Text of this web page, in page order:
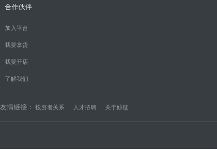
合作伙伴
加入平台
我要拿货
我要开店
了解我们
友情链接： 投资者关系 人才招聘 关于鲸链